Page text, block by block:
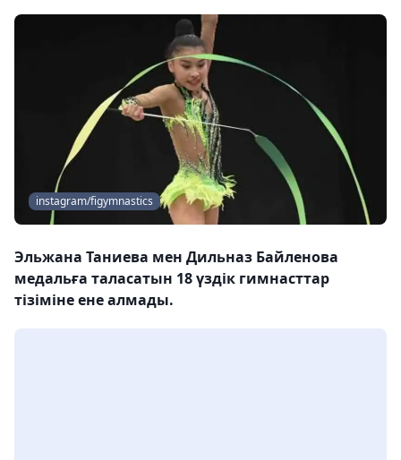
instagram/figymnastics
Эльжана Таниева мен Дильназ Байленова
медальға таласатын 18 үздік гимнасттар
тізіміне ене алмады.